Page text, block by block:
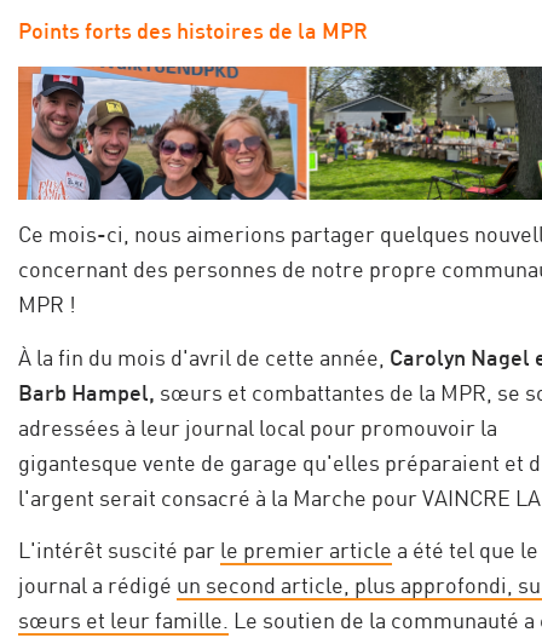
Points forts des histoires de la MPR
Ce mois-ci, nous aimerions partager quelques
concernant des personnes de notre propre
MPR !
À la fin du mois d'avril de cette année, Carolyn Nagel
Barb Hampel, sœurs et combattantes de la MPR, se
adressées à leur journal local pour promouvoir la
gigantesque vente de garage qu'elles préparaient et
l'argent serait consacré à la Marche pour VAINCRE
L'intérêt suscité par le premier article a été tel que le
journal a rédigé un second article, plus approfondi,
sœurs et leur famille. Le soutien de la communauté a